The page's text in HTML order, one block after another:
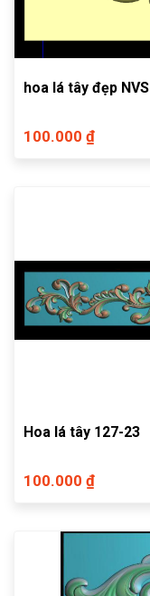
hoa lá tây đẹp NVS
100.000 ₫
Hoa lá tây 127-23
100.000 ₫